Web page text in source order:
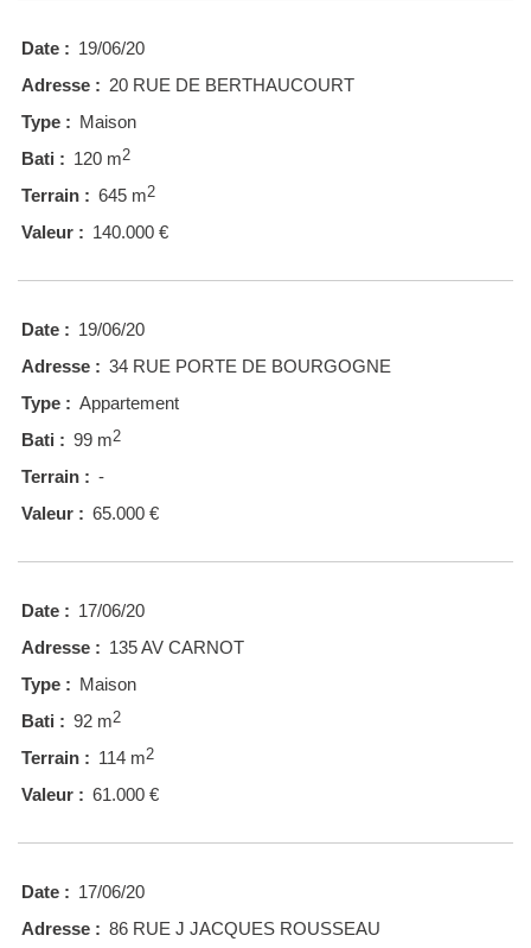
Date : 19/06/20
Adresse : 20 RUE DE BERTHAUCOURT
Type : Maison
Bati : 120 m2
Terrain : 645 m2
Valeur : 140.000 €
Date : 19/06/20
Adresse : 34 RUE PORTE DE BOURGOGNE
Type : Appartement
Bati : 99 m2
Terrain : -
Valeur : 65.000 €
Date : 17/06/20
Adresse : 135 AV CARNOT
Type : Maison
Bati : 92 m2
Terrain : 114 m2
Valeur : 61.000 €
Date : 17/06/20
Adresse : 86 RUE J JACQUES ROUSSEAU